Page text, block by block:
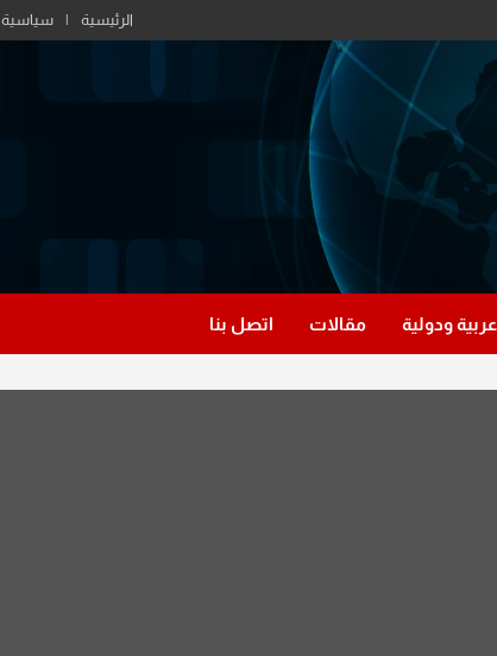
الرئيسية سياسية
عربية ودولية مقالات اتصل بنا